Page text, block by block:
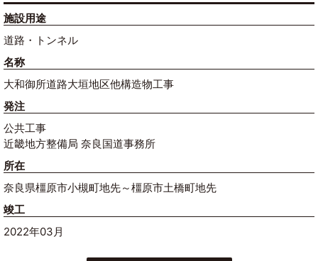
施設用途
道路・トンネル
名称
大和御所道路大垣地区他構造物工事
発注
公共工事
近畿地方整備局 奈良国道事務所
所在
奈良県橿原市小槻町地先～橿原市土橋町地先
竣工
2022年03月